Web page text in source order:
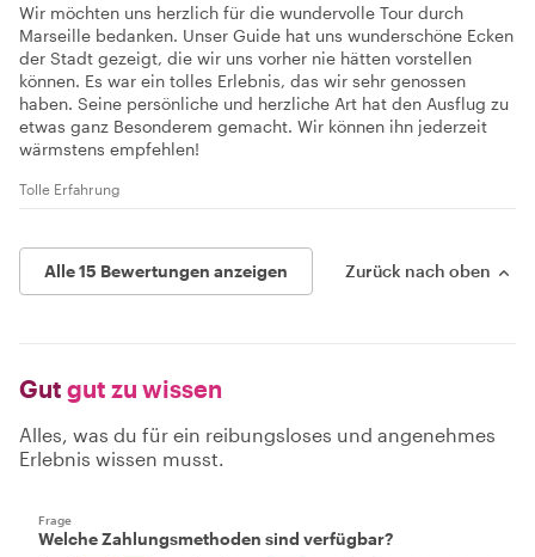
Wir möchten uns herzlich für die wundervolle Tour durch
Marseille bedanken. Unser Guide hat uns wunderschöne Ecken
der Stadt gezeigt, die wir uns vorher nie hätten vorstellen
können. Es war ein tolles Erlebnis, das wir sehr genossen
haben. Seine persönliche und herzliche Art hat den Ausflug zu
etwas ganz Besonderem gemacht. Wir können ihn jederzeit
wärmstens empfehlen!
Tolle Erfahrung
Alle 15 Bewertungen anzeigen Zurück nach oben
Gut gut zu wissen
Alles, was du für ein reibungsloses und angenehmes
Erlebnis wissen musst.
Frage
Welche Zahlungsmethoden sind verfügbar?